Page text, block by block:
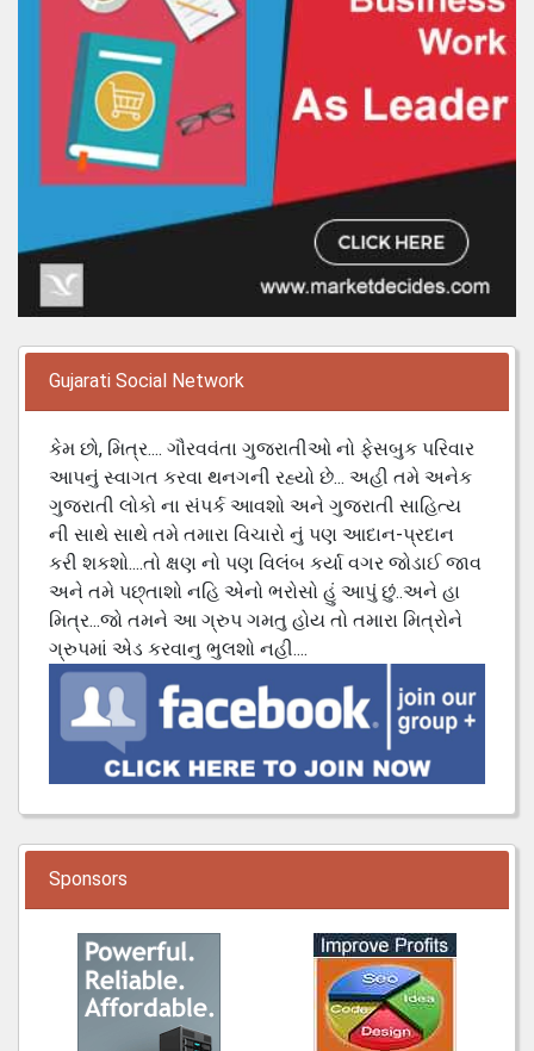
Gujarati Social Network
કેમ છો, મિત્ર.... ગૌરવવંતા ગુજરાતીઓ નો ફેસબુક પરિવાર
આપનું સ્વાગત કરવા થનગની રહ્યો છે... અહી તમે અનેક
ગુજરાતી લોકો ના સંપર્ક આવશો અને ગુજરાતી સાહિત્ય
ની સાથે સાથે તમે તમારા વિચારો નું પણ આદાન-પ્રદાન
કરી શકશો....તો ક્ષણ નો પણ વિલંબ કર્યા વગર જોડાઈ જાવ
અને તમે પછ્તાશો નહિ એનો ભરોસો હું આપું છું..અને હા
મિત્ર...જો તમને આ ગ્રુપ ગમતુ હોય તો તમારા મિત્રોને
ગ્રુપમાં એડ કરવાનુ ભુલશો નહી....
Sponsors